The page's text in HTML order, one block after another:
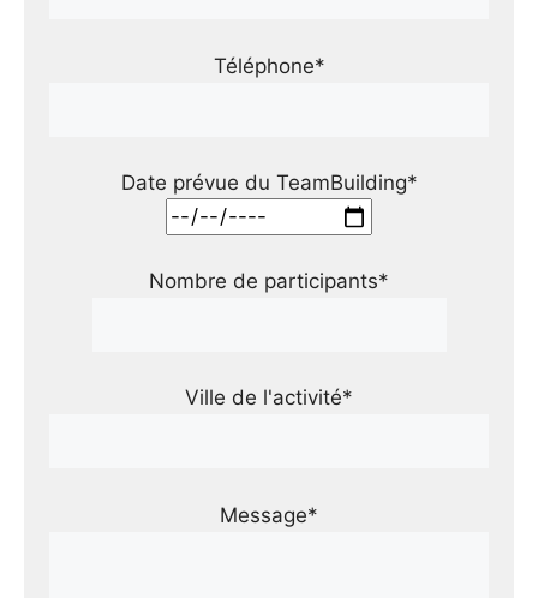
Téléphone*
Date prévue du TeamBuilding*
Nombre de participants*
Ville de l'activité*
Message*